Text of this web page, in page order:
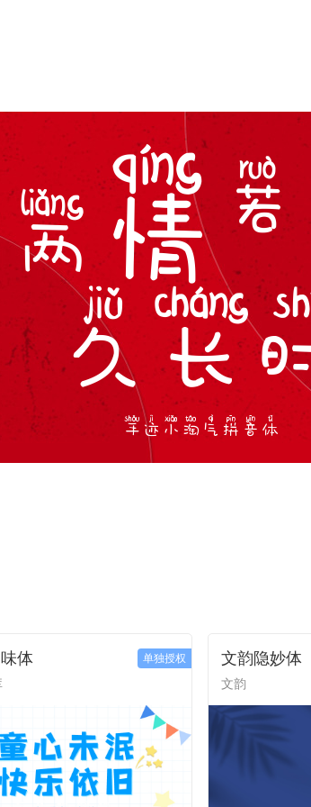
体 单独授权 文韵隐妙体
文韵